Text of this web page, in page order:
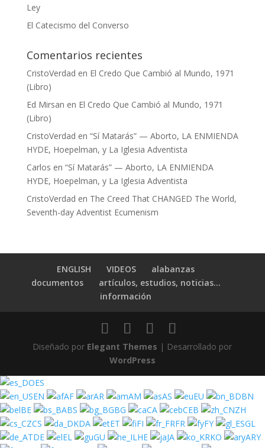
Ley
El Catecismo del Converso
Comentarios recientes
CristoVerdad en El Credo Que Cambió al Mundo, 1971
(Libro)
Ed Mirsan en El Credo Que Cambió al Mundo, 1971
(Libro)
CristoVerdad en “Sí Matarás” — Aborto, LA ENMIENDA
HYDE, Hoepelman, y La Iglesia Adventista
Carlos en “Sí Matarás” — Aborto, LA ENMIENDA
HYDE, Hoepelman, y La Iglesia Adventista
CristoVerdad en The Creed That CHANGED The World,
Seventh-day Adventist Ecumenism
ENGLISH VIDEOS
alabanzas
documentos
artículos, estudios, noticias…
información
Diseñado por Elegant Themes | Desarrollado por
WordPress
ES
EN
AF AR AM AS EU
BN
BE
BS BG CA CEB
ZH
CS
DA ET FI FR FY
GL
DE
EL GU HE JA KO
ARY